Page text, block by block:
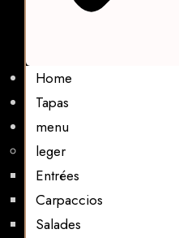
Home
Tapas
menu
leger
Entrées
Carpaccios
Salades